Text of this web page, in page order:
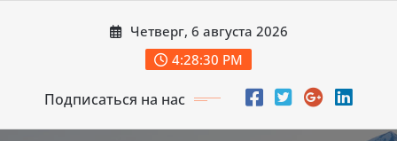
Четверг, 6 августа 2026
4:28:32 PM
Подписаться на нас